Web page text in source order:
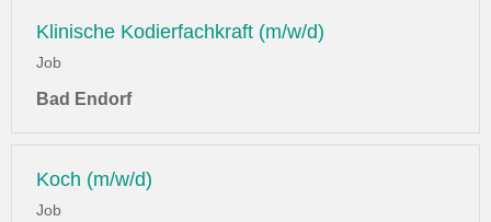
Klinische Kodierfachkraft (m/w/d)
Job
Bad Endorf
Koch (m/w/d)
Job